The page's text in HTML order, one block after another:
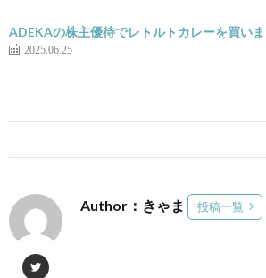
ADEKAの株主優待でレトルトカレーを買い
2025.06.25
Author：きゃま 投稿一覧